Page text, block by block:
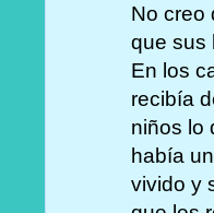
No creo
que sus
En los
recibía
niños lo
había
vivido y